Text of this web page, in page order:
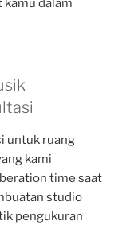
kamu dalam
untuk ruang
kami
time saat
studio
pengukuran